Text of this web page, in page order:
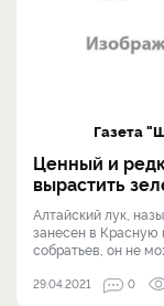
Газета
Ценный и
вырастить
Алтайский лук,
занесен в Красную
собратьев, он не
29.04.2021 0